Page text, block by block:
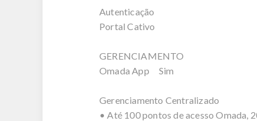
Autenticação
Portal Cativo
GERENCIAMENTO
Omada App Sim
Gerenciamento Centralizado
• Até 100 pontos de acesso Omada,